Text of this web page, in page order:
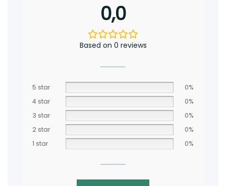
0,0
Based on 0 reviews
5 star
0%
4 star
0%
3 star
0%
2 star
0%
1 star
0%